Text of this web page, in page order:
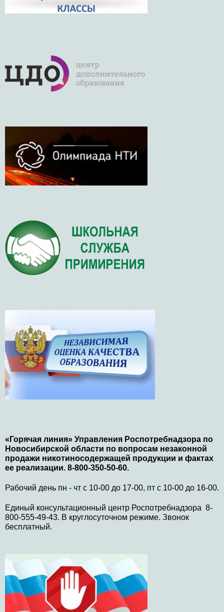
«Горячая линия» Управления Роспотребнадзора по
Новосибирской области по вопросам незаконной
продажи никотиносодержащей продукции и фактах
ее реализации. 8-800-350-50-60.
Рабочий день пн - чт с 10-00 до 17-00, пт с 10-00 до 16-00.
Единый консультационный центр Роспотребнадзора 8-
800-555-49-43. В круглосуточном режиме. Звонок
бесплатный.